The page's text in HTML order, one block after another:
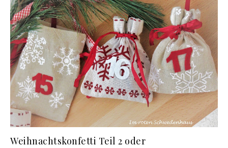
Weihnachtskonfetti Teil 2 oder